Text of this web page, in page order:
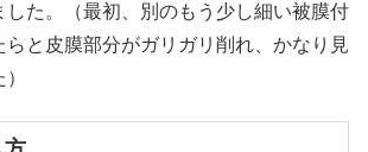
した。（最初、別のもう少し細い被膜付
らと皮膜部分がガリガリ削れ、かなり見